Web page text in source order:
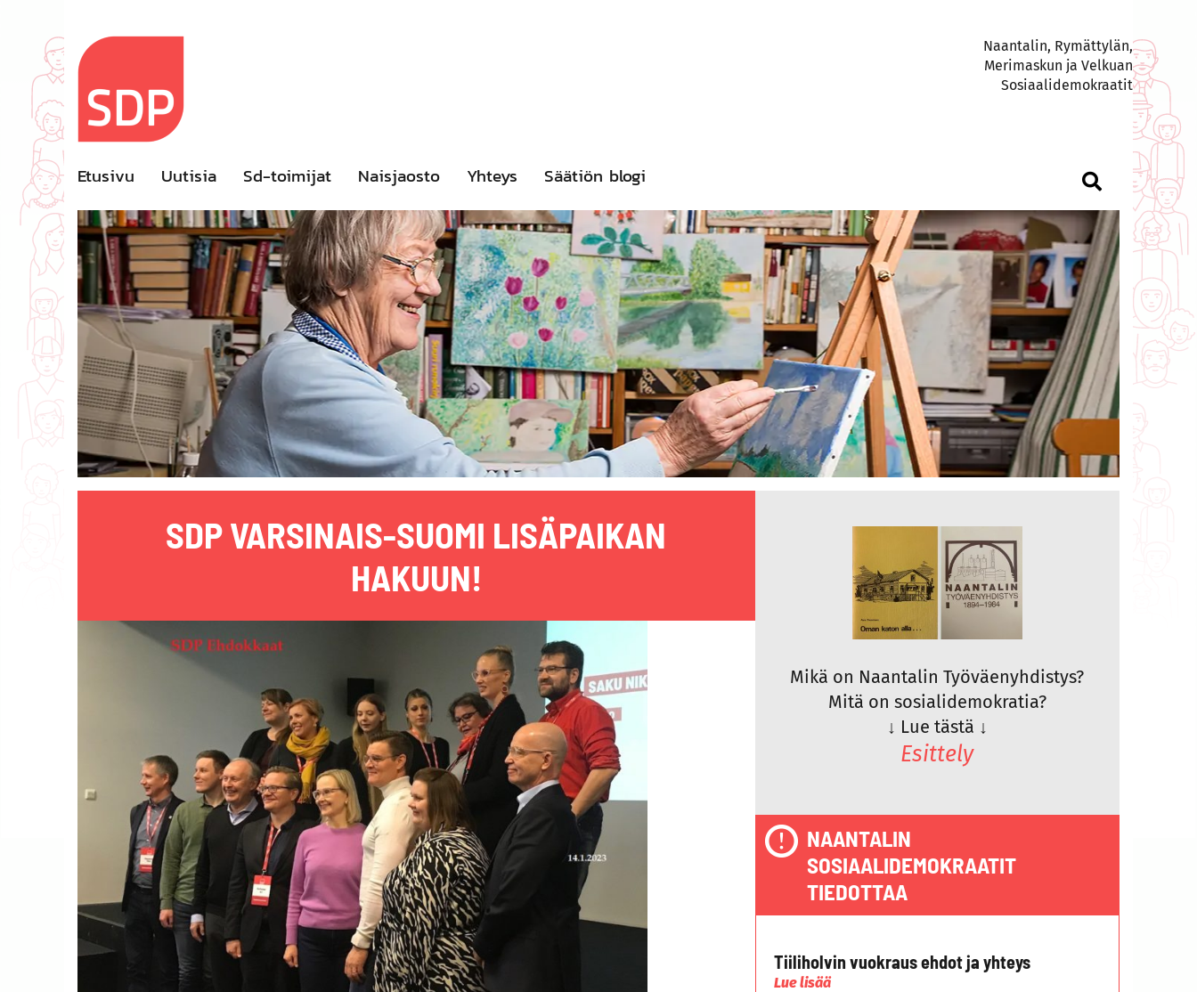
content
Naantalin, Rymättylän,
Merimaskun ja Velkuan
Sosiaalidemokraatit
Etusivu Uutisia Sd-toimijat Naisjaosto Yhteys Säätiön blogi
SDP VARSINAIS-SUOMI LISÄPAIKAN
HAKUUN!
Mikä on Naantalin Työväenyhdistys?
Mitä on sosialidemokratia?
↓ Lue tästä ↓
Esittely
NAANTALIN
SOSIAALIDEMOKRAATIT
TIEDOTTAA
Tiiliholvin vuokraus ehdot ja yhteys
Lue lisää